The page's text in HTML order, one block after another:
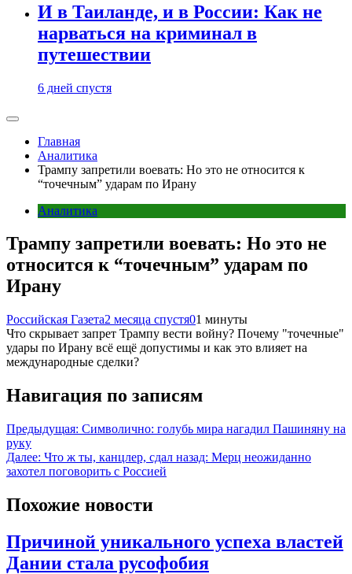
И в Таиланде, и в России: Как не
нарваться на криминал в
путешествии
6 дней спустя
Главная
Аналитика
Трампу запретили воевать: Но это не относится к
“точечным” ударам по Ирану
Аналитика
Трампу запретили воевать: Но это не
относится к “точечным” ударам по
Ирану
Российская Газета2 месяца спустя01 минуты
Что скрывает запрет Трампу вести войну? Почему "точечные"
удары по Ирану всё ещё допустимы и как это влияет на
международные сделки?
Навигация по записям
Предыдущая: Символично: голубь мира нагадил Пашиняну на
руку
Далее: Что ж ты, канцлер, сдал назад: Мерц неожиданно
захотел поговорить с Россией
Похожие новости
Причиной уникального успеха властей
Дании стала русофобия